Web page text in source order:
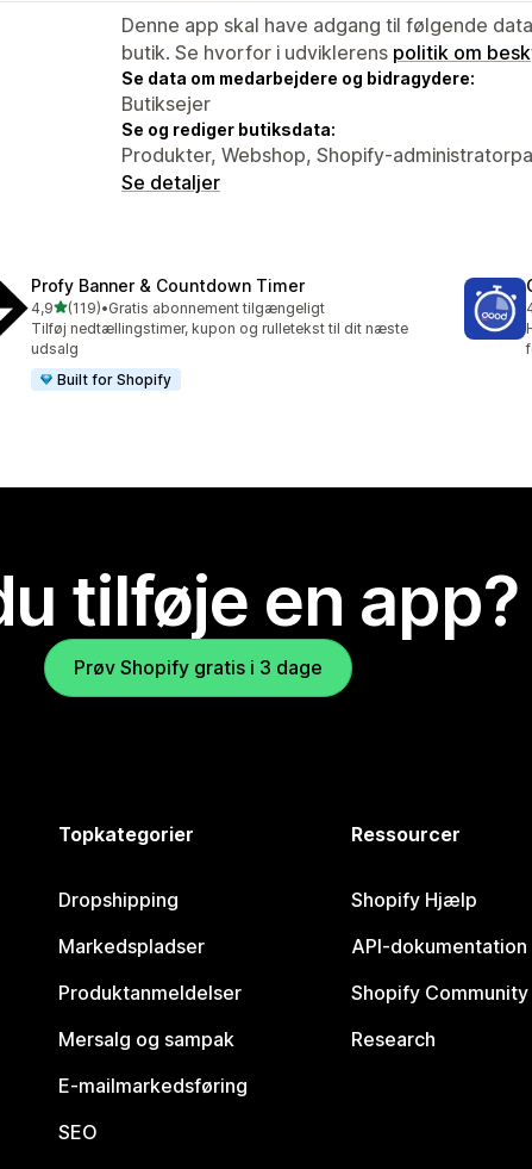
Denne app skal have adgang til følgende
butik. Se hvorfor i udviklerens politik om
Se data om medarbejdere og bidragydere:
Butiksejer
Se og rediger butiksdata:
Produkter, Webshop, Shopify-
Se detaljer
Profy Banner & Countdown Timer
4,9ud af 5 stjerner
(119)
119 anmeldelser i alt
•Gratis abonnement tilgængeligt
Tilføj nedtællingstimer, kupon og rulletekst til dit næste
udsalg
Built for Shopify
tilføje en app?
Prøv Shopify gratis i 3 dage
Topkategorier
Dropshipping
Markedspladser
Produktanmeldelser
Mersalg og sampak
E-mailmarkedsføring
SEO
Ressourcer
Shopify Hjælp
API-dokumentation
Shopify Community
Research